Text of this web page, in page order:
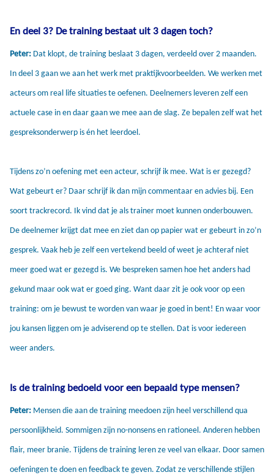
En deel 3? De training bestaat uit 3 dagen toch?
Peter: Dat klopt, de training beslaat 3 dagen, verdeeld over 2 maanden.
In deel 3 gaan we aan het werk met praktijkvoorbeelden. We werken met
acteurs om real life situaties te oefenen. Deelnemers leveren zelf een
actuele case in en daar gaan we mee aan de slag. Ze bepalen zelf wat het
gespreksonderwerp is én het leerdoel.
Tijdens zo’n oefening met een acteur, schrijf ik mee. Wat is er gezegd?
Wat gebeurt er? Daar schrijf ik dan mijn commentaar en advies bij. Een
soort trackrecord. Ik vind dat je als trainer moet kunnen onderbouwen.
De deelnemer krijgt dat mee en ziet dan op papier wat er gebeurt in zo’n
gesprek. Vaak heb je zelf een vertekend beeld of weet je achteraf niet
meer goed wat er gezegd is. We bespreken samen hoe het anders had
gekund maar ook wat er goed ging. Want daar zit je ook voor op een
training: om je bewust te worden van waar je goed in bent! En waar voor
jou kansen liggen om je adviserend op te stellen. Dat is voor iedereen
weer anders.
Is de training bedoeld voor een bepaald type mensen?
Peter: Mensen die aan de training meedoen zijn heel verschillend qua
persoonlijkheid. Sommigen zijn no-nonsens en rationeel. Anderen hebben
flair, meer branie. Tijdens de training leren ze veel van elkaar. Door samen
oefeningen te doen en feedback te geven. Zodat ze verschillende stijlen